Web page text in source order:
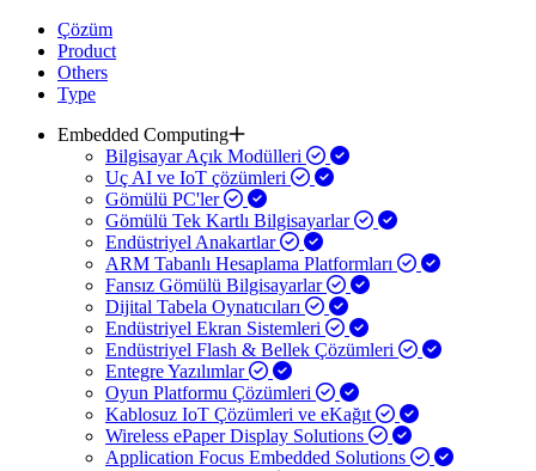
Çözüm
Product
Others
Type
Embedded Computing
Bilgisayar Açık Modülleri
Uç AI ve IoT çözümleri
Gömülü PC'ler
Gömülü Tek Kartlı Bilgisayarlar
Endüstriyel Anakartlar
ARM Tabanlı Hesaplama Platformları
Fansız Gömülü Bilgisayarlar
Dijital Tabela Oynatıcıları
Endüstriyel Ekran Sistemleri
Endüstriyel Flash & Bellek Çözümleri
Entegre Yazılımlar
Oyun Platformu Çözümleri
Kablosuz IoT Çözümleri ve eKağıt
Wireless ePaper Display Solutions
Application Focus Embedded Solutions